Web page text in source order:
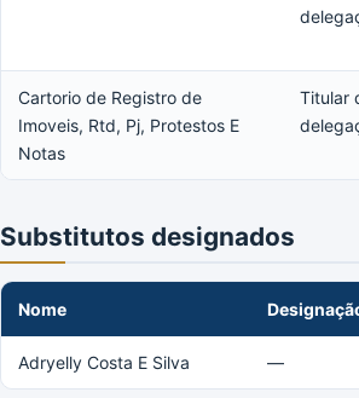
Cartorio de Registro de
Imoveis, Rtd, Pj, Protestos E
Notas
Titular
Substitutos designados
Nome
Adryelly Costa E Silva —